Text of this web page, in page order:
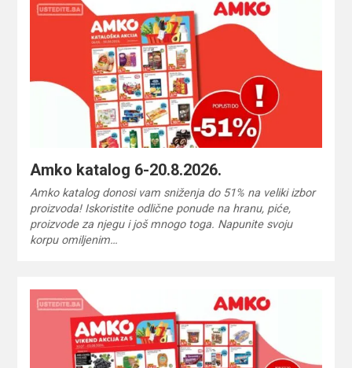
Amko katalog 6-20.8.2026.
Amko katalog donosi vam sniženja do 51% na veliki izbor
proizvoda! Iskoristite odlične ponude na hranu, piće,
proizvode za njegu i još mnogo toga. Napunite svoju
korpu omiljenim…